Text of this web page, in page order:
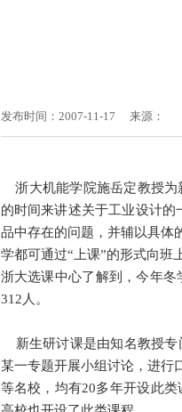
发布时间：2007-11-17 来源：
浙大机能学院施岳定教授为
的时间来讲述关于工业设计
品中存在的问题，并辅以具体
学都可通过“上课”的形式向班
浙大选课中心了解到，今年
312人。
新生研讨课是由知名教授专
某一专题开展小组讨论，进行
等名校，均有20多年开设此